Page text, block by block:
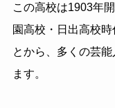
この高校は1903年
園高校・日出高校
とから、多くの芸
ます。